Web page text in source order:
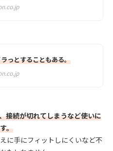
っとすることもある。
接続が切れてしまうなど使いに
。
に手にフィットしにくいなど不